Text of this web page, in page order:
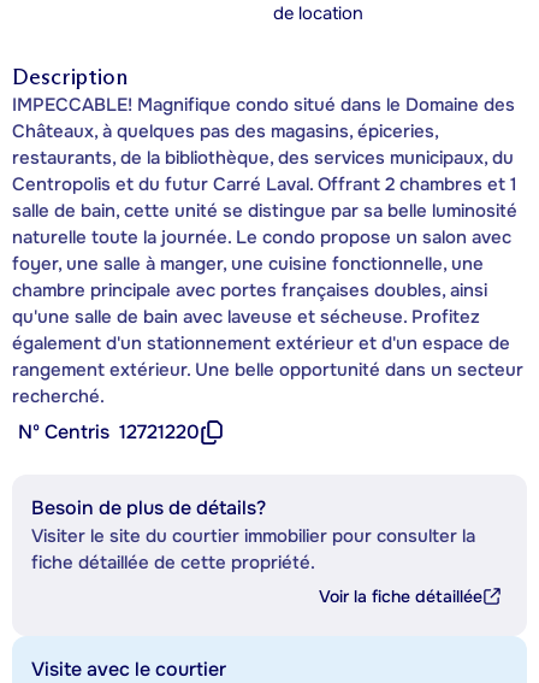
de location
Description
IMPECCABLE! Magnifique condo situé dans le Domaine des
Châteaux, à quelques pas des magasins, épiceries,
restaurants, de la bibliothèque, des services municipaux, du
Centropolis et du futur Carré Laval. Offrant 2 chambres et 1
salle de bain, cette unité se distingue par sa belle luminosité
naturelle toute la journée. Le condo propose un salon avec
foyer, une salle à manger, une cuisine fonctionnelle, une
chambre principale avec portes françaises doubles, ainsi
qu'une salle de bain avec laveuse et sécheuse. Profitez
également d'un stationnement extérieur et d'un espace de
rangement extérieur. Une belle opportunité dans un secteur
recherché.
Nº Centris 12721220
Besoin de plus de détails?
Visiter le site du courtier immobilier pour consulter la
fiche détaillée de cette propriété.
Voir la fiche détaillée
Visite avec le courtier